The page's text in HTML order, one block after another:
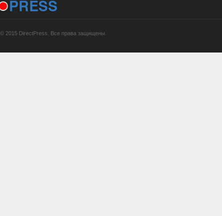
© 2015 DirectPress. Все права защищены.